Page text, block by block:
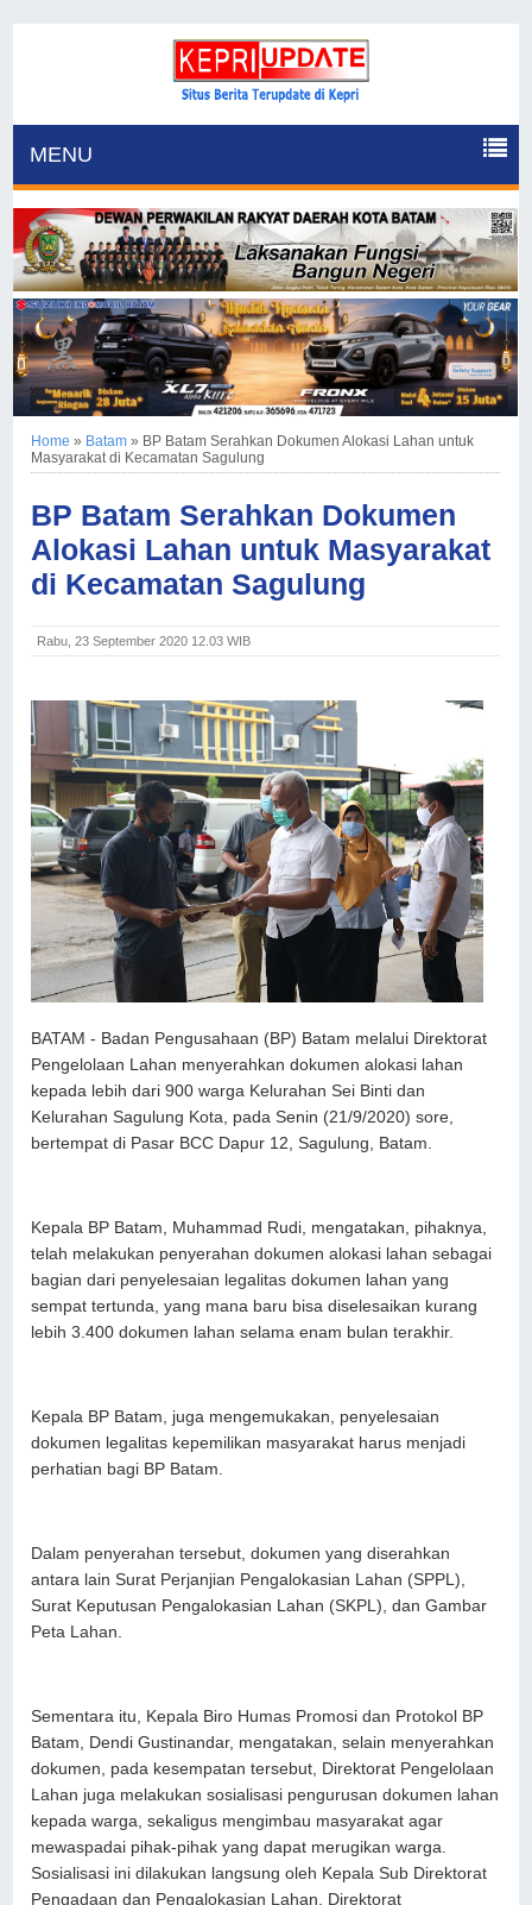
MENU
Home » Batam » BP Batam Serahkan Dokumen Alokasi Lahan untuk
Masyarakat di Kecamatan Sagulung
BP Batam Serahkan Dokumen
Alokasi Lahan untuk Masyarakat
di Kecamatan Sagulung
Rabu, 23 September 2020 12.03 WIB
BATAM - Badan Pengusahaan (BP) Batam melalui Direktorat
Pengelolaan Lahan menyerahkan dokumen alokasi lahan
kepada lebih dari 900 warga Kelurahan Sei Binti dan
Kelurahan Sagulung Kota, pada Senin (21/9/2020) sore,
bertempat di Pasar BCC Dapur 12, Sagulung, Batam.
Kepala BP Batam, Muhammad Rudi, mengatakan, pihaknya,
telah melakukan penyerahan dokumen alokasi lahan sebagai
bagian dari penyelesaian legalitas dokumen lahan yang
sempat tertunda, yang mana baru bisa diselesaikan kurang
lebih 3.400 dokumen lahan selama enam bulan terakhir.
Kepala BP Batam, juga mengemukakan, penyelesaian
dokumen legalitas kepemilikan masyarakat harus menjadi
perhatian bagi BP Batam.
Dalam penyerahan tersebut, dokumen yang diserahkan
antara lain Surat Perjanjian Pengalokasian Lahan (SPPL),
Surat Keputusan Pengalokasian Lahan (SKPL), dan Gambar
Peta Lahan.
Sementara itu, Kepala Biro Humas Promosi dan Protokol BP
Batam, Dendi Gustinandar, mengatakan, selain menyerahkan
dokumen, pada kesempatan tersebut, Direktorat Pengelolaan
Lahan juga melakukan sosialisasi pengurusan dokumen lahan
kepada warga, sekaligus mengimbau masyarakat agar
mewaspadai pihak-pihak yang dapat merugikan warga.
Sosialisasi ini dilakukan langsung oleh Kepala Sub Direktorat
Pengadaan dan Pengalokasian Lahan, Direktorat